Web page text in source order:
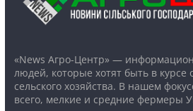
«News Агро-Центр» —
людей, которые хотят быть в курсе
сельского хозяйства. В нашем
всего, мелкие и средние фермеры